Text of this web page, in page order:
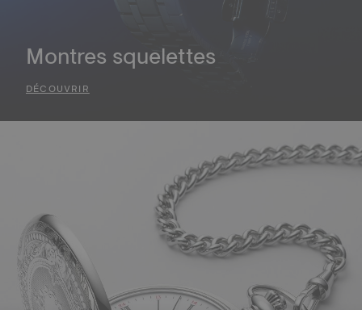
Montres squelettes
DÉCOUVRIR